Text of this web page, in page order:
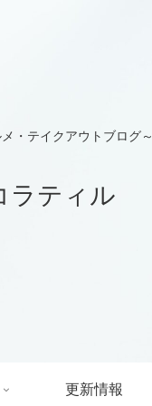
・テイクアウトブログ～
ラティル
更新情報